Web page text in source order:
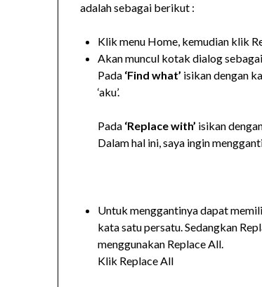
adalah sebagai berikut :
Klik menu Home, kemudian klik
Akan muncul kotak dialog
Pada ‘Find what’ isikan dengan
‘aku’.
Pada ‘Replace with’ isikan
Dalam hal ini, saya ingin
Untuk menggantinya dapat
kata satu persatu. Sedangkan
menggunakan Replace All.
Klik Replace All